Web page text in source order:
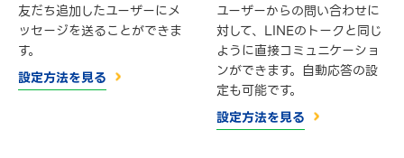
友だち追加したユーザーにメ
ッセージを送ることができま
す。
設定方法を見る
ユーザーからの問い合わせに
対して、LINEのトークと同じ
ように直接コミュニケーショ
ンができます。自動応答の設
定も可能です。
設定方法を見る